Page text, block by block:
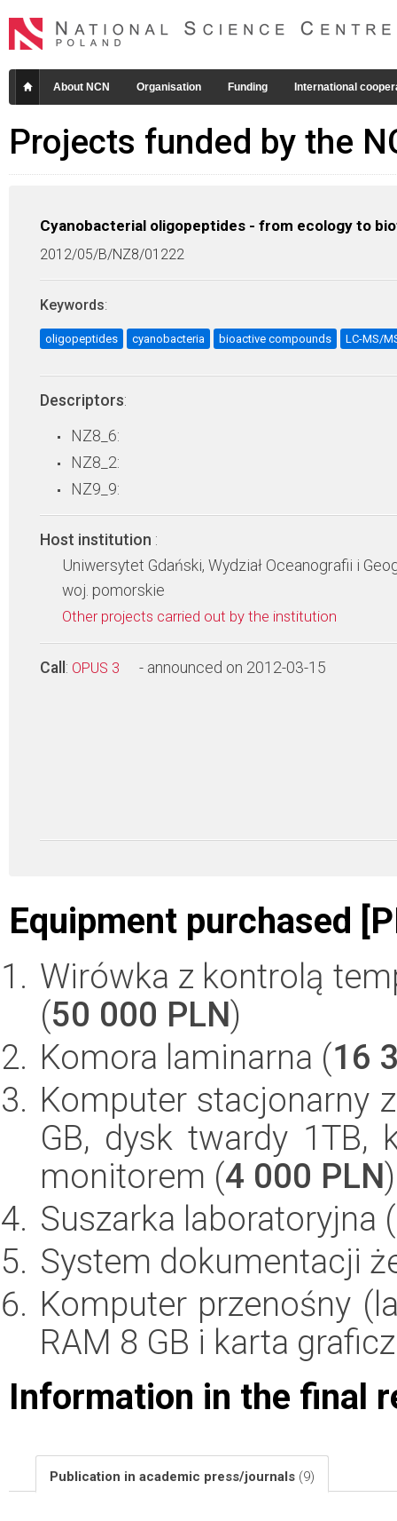
About NCN Organisation Funding International
Projects funded by the
Cyanobacterial oligopeptides - from ecology to
2012/05/B/NZ8/01222
Keywords:
oligopeptides cyanobacteria bioactive compounds LC-MS/
Descriptors:
NZ8_6:
NZ8_2:
NZ9_9:
Host institution :
Uniwersytet Gdański, Wydział Oceanografii i
woj. pomorskie
Other projects carried out by the institution
Call : OPUS 3 - announced on 2012-03-15
Equipment purchased
Wirówka z kontrolą
(50 000 PLN)
Komora laminarna (16
Komputer stacjonarny
GB, dysk twardy 1TB,
monitorem (4 000 PLN)
Suszarka laboratoryjna (
System dokumentacji
Komputer przenośny
RAM 8 GB i karta
Information in the final
Publication in academic press/journals (9)